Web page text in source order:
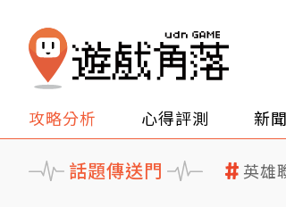
攻略分析 心得評測 新
話題傳送門 英雄